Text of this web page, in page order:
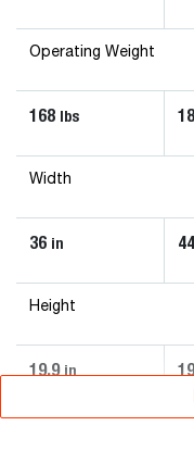
Operating Weight
168 lbs
Width
36 in 44
Height
19.9 in